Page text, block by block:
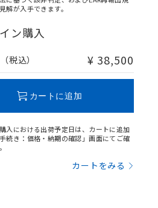
解が入手できます。
ン購入
税込） ¥ 38,500
カートに追加
入における出荷予定日は、カートに追加
続き：価格・納期の確認」画面にてご確
カートをみる